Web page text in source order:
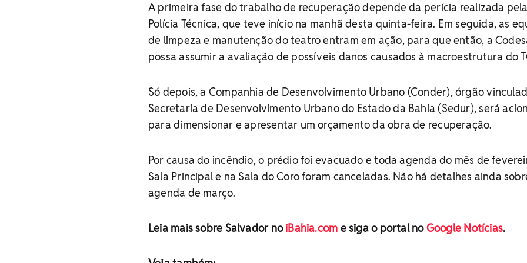
A primeira fase do trabalho de recuperação depende da perícia realizada
Polícia Técnica, que teve início na manhã desta quinta-feira. Em seguida, as
de limpeza e manutenção do teatro entram em ação, para que então, a
possa assumir a avaliação de possíveis danos causados à macroestrutura do
Só depois, a Companhia de Desenvolvimento Urbano (Conder), órgão
Secretaria de Desenvolvimento Urbano do Estado da Bahia (Sedur), será
para dimensionar e apresentar um orçamento da obra de recuperação.
Por causa do incêndio, o prédio foi evacuado e toda agenda do mês de
Sala Principal e na Sala do Coro foram canceladas. Não há detalhes ainda
agenda de março.
Leia mais sobre Salvador noiBahia.com e siga o portal noGoogle Notícias.